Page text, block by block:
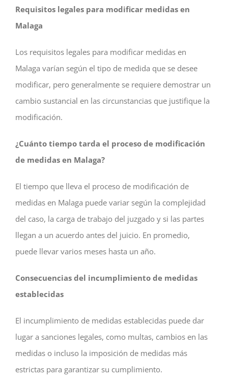
Requisitos legales para modificar medidas en
Malaga
Los requisitos legales para modificar medidas en
Malaga varían según el tipo de medida que se desee
modificar, pero generalmente se requiere demostrar un
cambio sustancial en las circunstancias que justifique la
modificación.
¿Cuánto tiempo tarda el proceso de modificación
de medidas en Malaga?
El tiempo que lleva el proceso de modificación de
medidas en Malaga puede variar según la complejidad
del caso, la carga de trabajo del juzgado y si las partes
llegan a un acuerdo antes del juicio. En promedio,
puede llevar varios meses hasta un año.
Consecuencias del incumplimiento de medidas
establecidas
El incumplimiento de medidas establecidas puede dar
lugar a sanciones legales, como multas, cambios en las
medidas o incluso la imposición de medidas más
estrictas para garantizar su cumplimiento.